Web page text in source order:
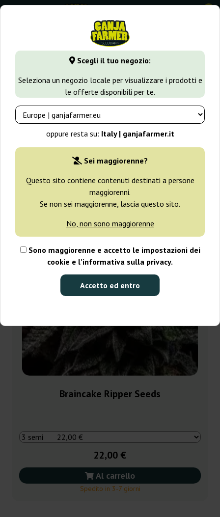
⭐ -40% Varietà a crescita rapida ⭐
⏰ 2 giorni 06:19:11
Scegli il tuo negozio:
Seleziona un negozio locale per visualizzare i prodotti e
le offerte disponibili per te.
oppure resta su: Italy | ganjafarmer.it
Sei maggiorenne?
Questo sito contiene contenuti destinati a persone
maggiorenni.
Se non sei maggiorenne, lascia questo sito.
No, non sono maggiorenne
Sono maggiorenne e accetto le impostazioni dei
cookie e l’informativa sulla privacy.
Accetto ed entro
0
GanjaFarmer.it Seedbank Ripper Seeds
Semi Ripper Seeds
Ordinamento
Braincake Ripper Seeds
22,00 €
Al carrello
Spedito in 3-7 giorni